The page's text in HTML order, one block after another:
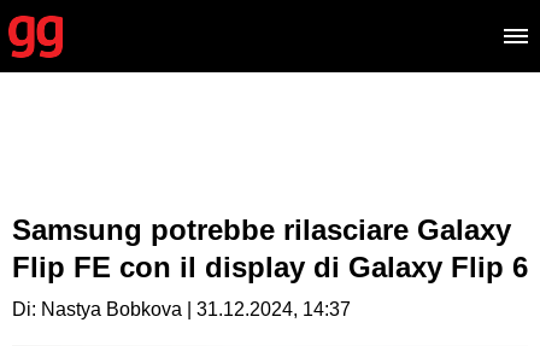
Samsung potrebbe rilasciare Galaxy
Flip FE con il display di Galaxy Flip 6
Di: Nastya Bobkova | 31.12.2024, 14:37